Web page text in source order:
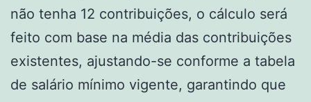
não tenha 12 contribuições, o cálculo será
feito com base na média das contribuições
existentes, ajustando-se conforme a tabela
de salário mínimo vigente, garantindo que